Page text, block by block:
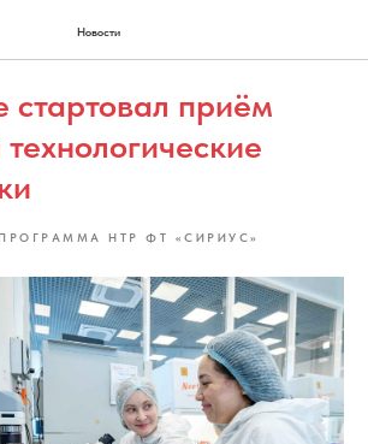
Новости
стартовал приём
ПРОГРАММА НТР ФТ «СИРИУС»